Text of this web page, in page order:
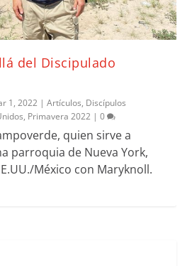
del Discipulado
1, 2022 |Artículos, Discípulos
, Primavera 2022 |0
quien sirve a
parroquia de Nueva York,
México con Maryknoll.